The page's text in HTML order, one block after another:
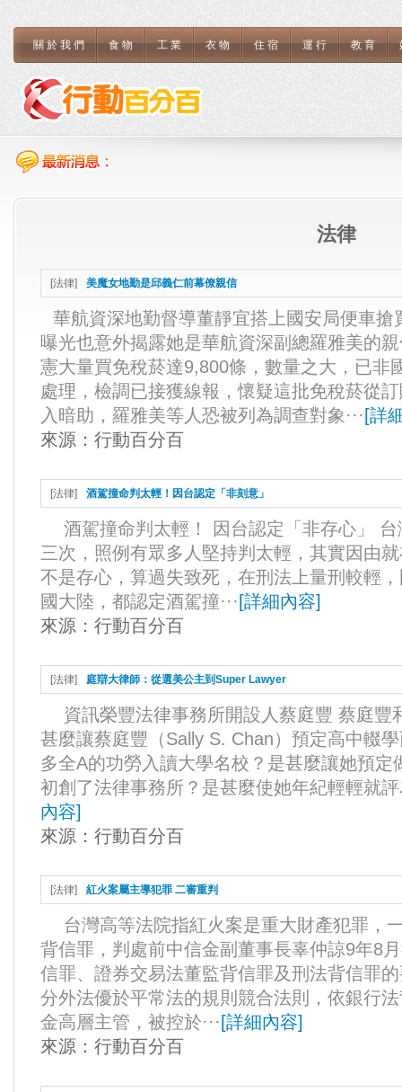
關於我們 食物 工業 衣物 住宿 運行 教育
法律
[法律] 美魔女地勤是邱義仁前幕僚親信
華航資深地勤督導董靜宜搭上國安局便車
曝光也意外揭露她是華航資深副總羅雅美的
憲大量買免稅菸達9,800條，數量之大，已非
處理，檢調已接獲線報，懷疑這批免稅菸從
入暗助，羅雅美等人恐被列為調查對象··· [詳
來源： 行動百分百
[法律] 酒駕撞命判太輕！因台認定「非刻意」
酒駕撞命判太輕！ 因台認定「非存心」
三次，照例有眾多人堅持判太輕，其實因由
不是存心，算過失致死，在刑法上量刑較輕
國大陸，都認定酒駕撞··· [詳細內容]
來源： 行動百分百
[法律] 庭辯大律師：從選美公主到Super Lawyer
資訊榮豐法律事務所開設人蔡庭豐 蔡庭豐
甚麼讓蔡庭豐（Sally S. Chan）預定高中輟
多全A的功勞入讀大學名校？是甚麼讓她預
初創了法律事務所？是甚麼使她年紀輕輕就評
內容]
來源： 行動百分百
[法律] 紅火案屬主導犯罪 二審重判
台灣高等法院指紅火案是重大財產犯罪，
背信罪，判處前中信金副董事長辜仲諒9年8
信罪、證券交易法董監背信罪及刑法背信罪
分外法優於平常法的規則競合法則，依銀行
金高層主管，被控於··· [詳細內容]
來源： 行動百分百